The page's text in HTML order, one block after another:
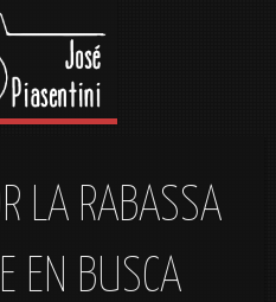
LA RABASSA
EN BUSCA